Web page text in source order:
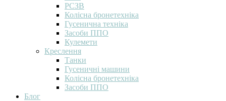
РСЗВ
Колісна бронетехніка
Гусенична техніка
Засоби ППО
Кулемети
Креслення
Танки
Гусеничні машини
Колісна бронетехніка
Засоби ППО
Блог